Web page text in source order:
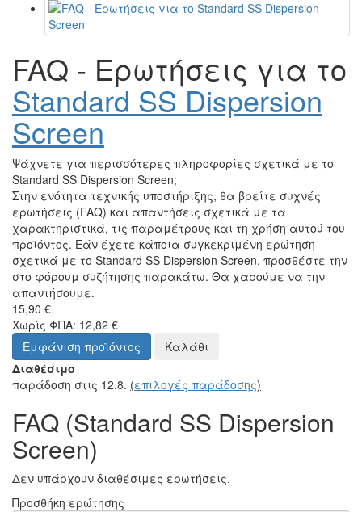
FAQ - Ερωτήσεις για το
Standard SS Dispersion
Screen
Ψάχνετε για περισσότερες πληροφορίες σχετικά με το
Standard SS Dispersion Screen;
Στην ενότητα τεχνικής υποστήριξης, θα βρείτε συχνές
ερωτήσεις (FAQ) και απαντήσεις σχετικά με τα
χαρακτηριστικά, τις παραμέτρους και τη χρήση αυτού του
προϊόντος. Εάν έχετε κάποια συγκεκριμένη ερώτηση
σχετικά με το Standard SS Dispersion Screen, προσθέστε την
στο φόρουμ συζήτησης παρακάτω. Θα χαρούμε να την
απαντήσουμε.
15,90 €
Χωρίς ΦΠΑ: 12,82 €
Εμφάνιση προϊόντος
Καλάθι
Διαθέσιμο
παράδοση στις 12.8. (επιλογές παράδοσης)
FAQ (Standard SS Dispersion
Screen)
Δεν υπάρχουν διαθέσιμες ερωτήσεις.
Προσθήκη ερώτησης